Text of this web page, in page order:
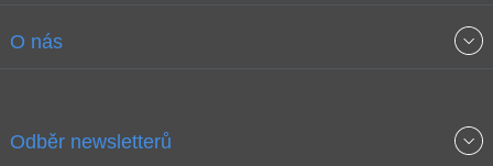
Obchodní podmínky
O nás
Odběr newsletterů